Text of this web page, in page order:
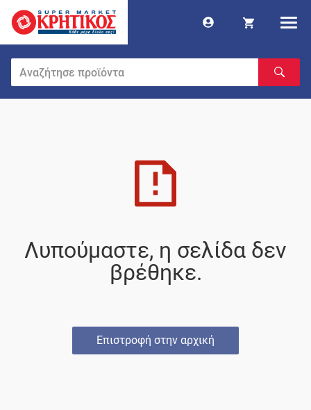
Λυπούμαστε, η σελίδα δεν
βρέθηκε.
Επιστροφή στην αρχική